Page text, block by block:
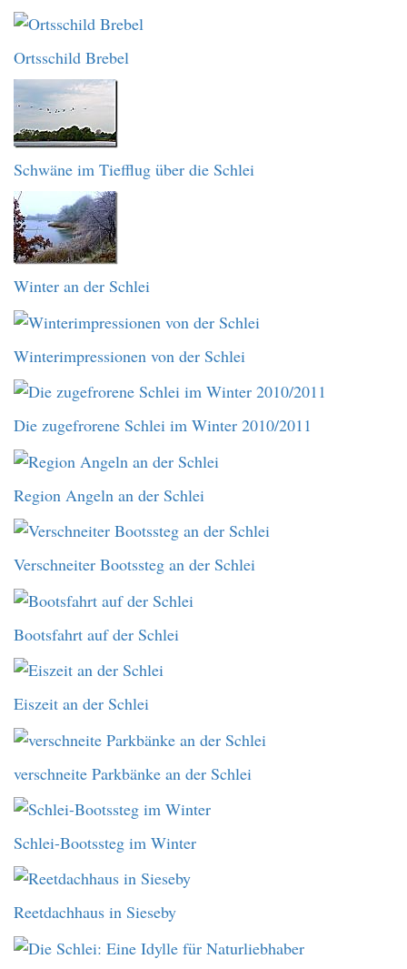
Ortsschild Brebel
Schwäne im Tiefflug über die Schlei
Winter an der Schlei
Winterimpressionen von der Schlei
Die zugefrorene Schlei im Winter 2010/2011
Region Angeln an der Schlei
Verschneiter Bootssteg an der Schlei
Bootsfahrt auf der Schlei
Eiszeit an der Schlei
verschneite Parkbänke an der Schlei
Schlei-Bootssteg im Winter
Reetdachhaus in Sieseby